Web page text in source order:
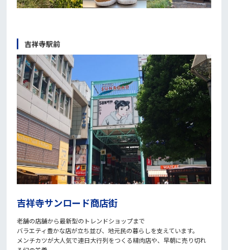
吉祥寺駅前
吉祥寺サンロード商店街
老舗の店舗から最新型のトレンドショップまで
バラエティ豊かな店が立ち並び、地元民の暮らしを支えています。
メンチカツが大人気で連日大行列をつくる精肉店や、早朝に売り切れ